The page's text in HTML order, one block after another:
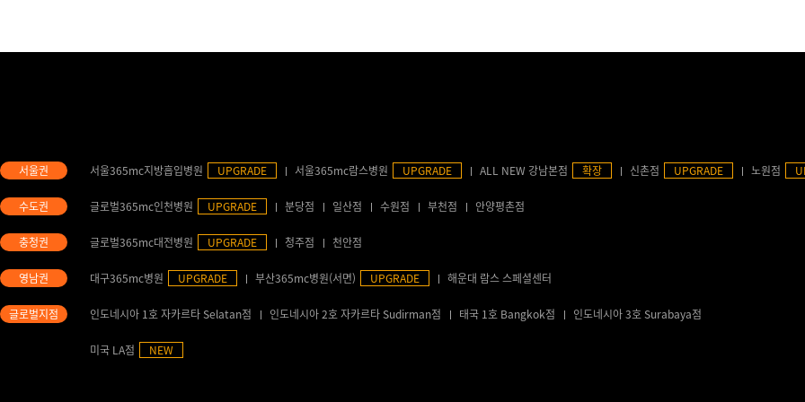
서울365mc지방흡입병원 UPGRADE 서울365mc람스병원 UPGRADE ALL NEW 강남본점 확장 신촌점 UPGRADE 노원점
글로벌365mc인천병원 UPGRADE 분당점 일산점 수원점 부천점 안양평촌점
글로벌365mc대전병원 UPGRADE 청주점 천안점
대구365mc병원 UPGRADE 부산365mc병원(서면) UPGRADE 해운대 람스 스페셜센터
인도네시아 1호 자카르타 Selatan점 인도네시아 2호 자카르타 Sudirman점 태국 1호 Bangkok점 인도네시아 3호 Surabaya점
미국 LA점 NEW